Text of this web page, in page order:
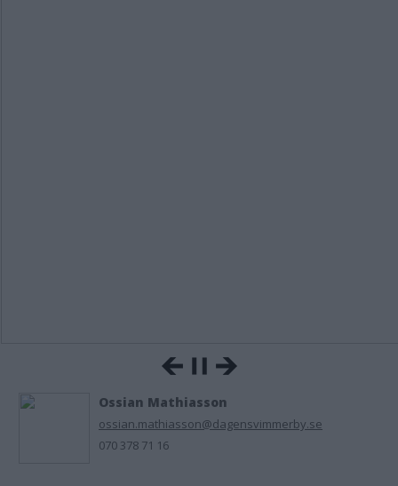
Ossian Mathiasson
ossian.mathiasson@dagensvimmerby.se
070 378 71 16